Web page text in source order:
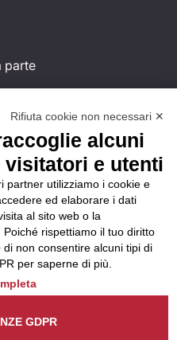
parte
è
un
.
Rifiuta cookie non necessari ✕
alcuni
e utenti
partner utilizziamo i cookie e
ed elaborare i dati
al sito web o la
rispettiamo il tuo diritto
non consentire alcuni tipi di
per saperne di più.
GDPR